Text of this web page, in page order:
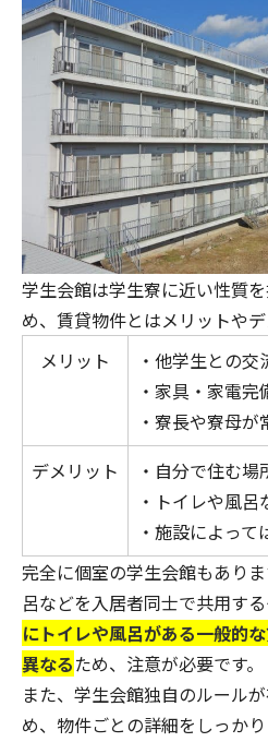
学生会館は学生寮に近い性質
め、賃貸物件とはメリットやデ
メリット
・他学生との交
・家具・家電
・寮長や寮母
デメリット
・自分で住む
・トイレや風
・施設によっ
完全に個室の学生会館もあり
呂などを入居者同士で共用する
にトイレや風呂がある一般的
異なるため、注意が必要です。
また、学生会館独自のルール
め、物件ごとの詳細をしっか